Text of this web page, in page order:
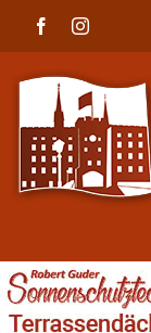
FacebookInstagram